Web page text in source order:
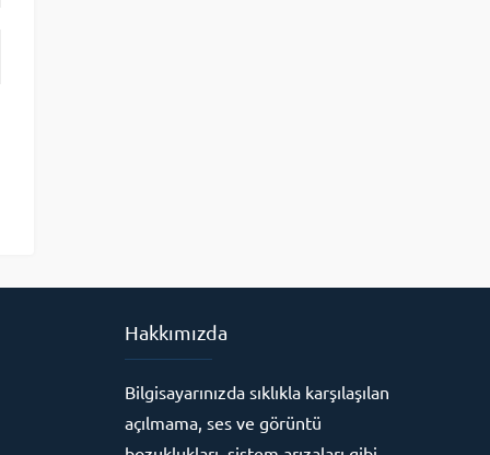
Hakkımızda
Bilgisayarınızda sıklıkla karşılaşılan
açılmama, ses ve görüntü